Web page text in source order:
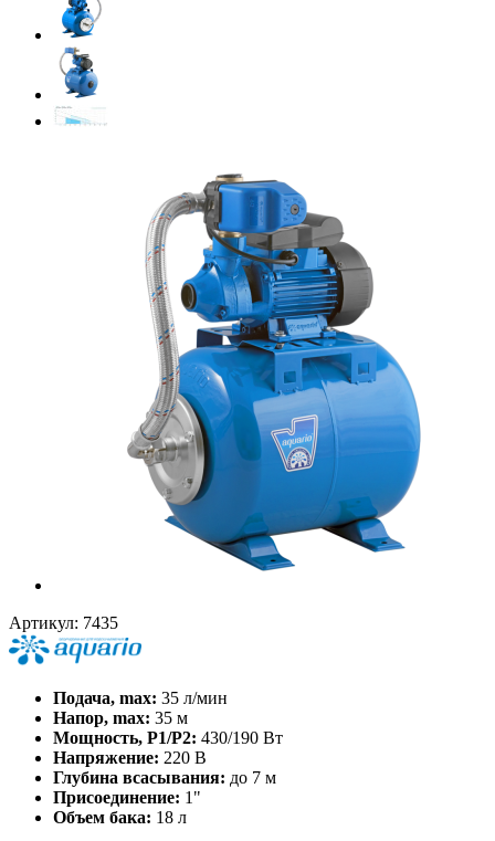
Артикул: 7435
Подача, max: 35 л/мин
Напор, max: 35 м
Мощность, Р1/Р2: 430/190 Вт
Напряжение: 220 В
Глубина всасывания: до 7 м
Присоединение: 1"
Объем бака: 18 л